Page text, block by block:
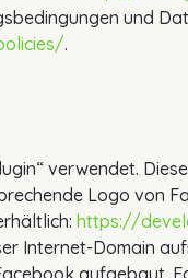
und
.
verwendet.
Logo von
https://
Internet-Domain